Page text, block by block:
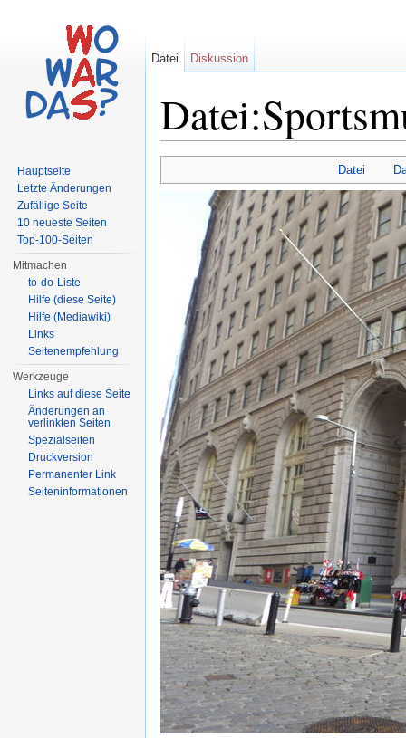
Datei
Datei Diskussion
Hauptseite
Letzte Änderungen
Zufällige Seite
10 neueste Seiten
Top-100-Seiten
Mitmachen
to-do-Liste
Hilfe (diese Seite)
Hilfe (Mediawiki)
Links
Seitenempfehlung
Werkzeuge
Links auf diese Seite
Änderungen an
verlinkten Seiten
Spezialseiten
Druckversion
Permanenter Link
Seiteninformationen